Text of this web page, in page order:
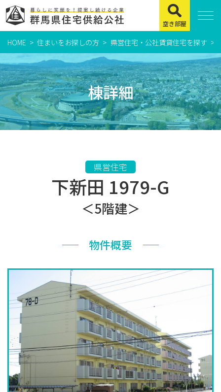
住まいをお探しの方
県営住宅
公社賃貸住宅
緊急通報システムについて
市営・町営住宅
賃貸店舗・事務所
よくある質問
ぐんま住まいの
現在お住まい
ついて
採用
情報
入札
情報
空き部屋
HOME 住まいをお探しの方 県営住宅・公社賃貸住宅を探す
棟詳細
県営住宅
下新田 1979-G
＜5階建＞
物件概要